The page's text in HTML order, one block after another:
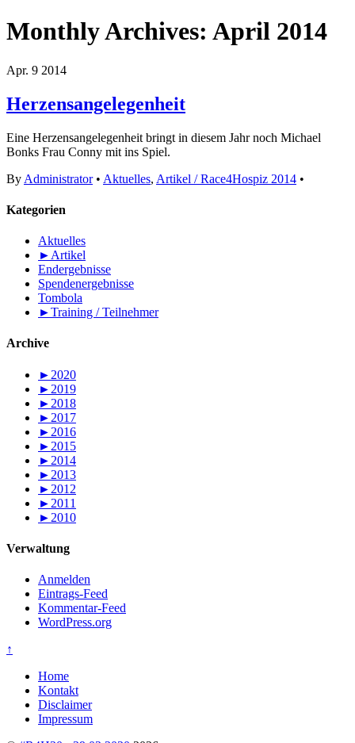
Monthly Archives: April 2014
Apr. 9 2014
Herzensangelegenheit
Eine Herzensangelegenheit bringt in diesem Jahr noch Michael
Bonks Frau Conny mit ins Spiel.
By Administrator• Aktuelles, Artikel / Race4Hospiz 2014 •
Kategorien
Aktuelles
► Artikel
Endergebnisse
Spendenergebnisse
Tombola
►Training / Teilnehmer
Archive
► 2020
► 2019
► 2018
► 2017
► 2016
► 2015
► 2014
► 2013
► 2012
► 2011
► 2010
Verwaltung
Anmelden
Eintrags-Feed
Kommentar-Feed
WordPress.org
↑
Home
Kontakt
Disclaimer
Impressum